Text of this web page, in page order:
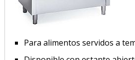
Para alimentos servidos a